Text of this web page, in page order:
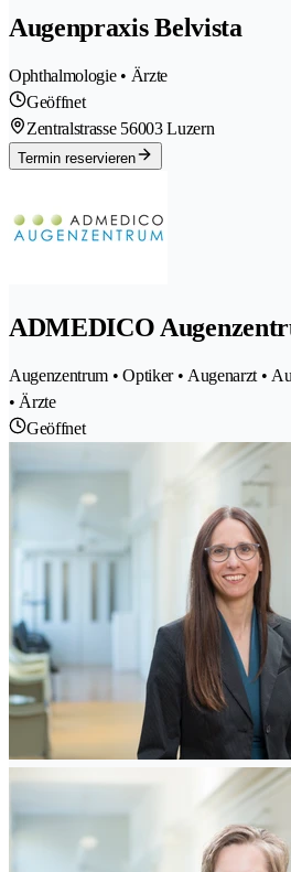
Augenpraxis Belvista
Ophthalmologie • Ärzte
Geöffnet
Zentralstrasse 56003 Luzern
Termin reservieren
ADMEDICO
Augenzentrum • Optiker • Augenarzt •
• Ärzte
Geöffnet